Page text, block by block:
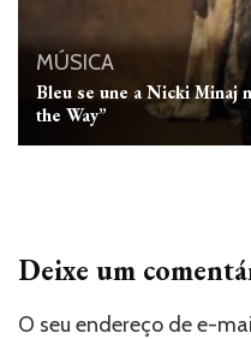
MÚSICA
Bleu se une a Nicki Minaj
the Way”
Deixe um
O seu endereço de e-